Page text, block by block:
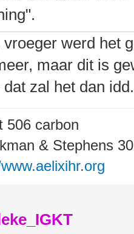
vroeger werd het
maar dit is
dat zal het dan
506 carbon
& Stephens